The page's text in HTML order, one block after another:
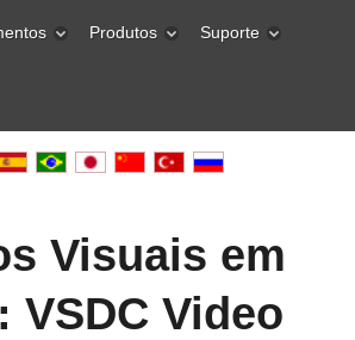
Produtos Suporte
Visuais em
VSDC Video